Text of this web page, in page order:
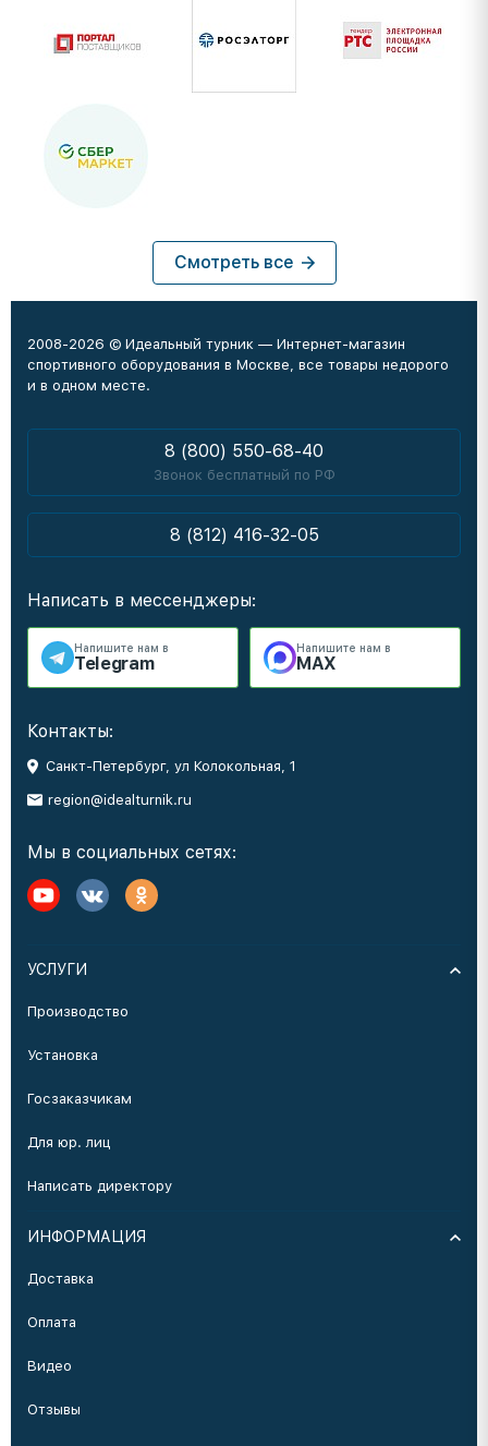
Смотреть все
2008-2026 © Идеальный турник — Интернет-магазин
спортивного оборудования в Москве, все товары недорого
и в одном месте.
8 (800) 550-68-40
Звонок бесплатный по РФ
8 (812) 416-32-05
Написать в мессенджеры:
Напишите нам в
Telegram
Напишите нам в
MAX
Контакты:
Санкт-Петербург, ул Колокольная, 1
region@idealturnik.ru
Мы в социальных сетях:
УСЛУГИ
Производство
Установка
Госзаказчикам
Для юр. лиц
Написать директору
ИНФОРМАЦИЯ
Доставка
Оплата
Видео
Отзывы